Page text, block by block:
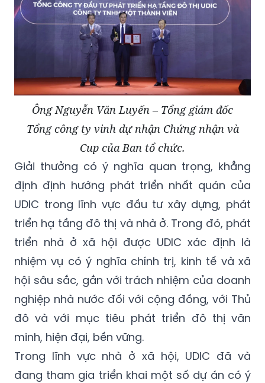
Ông Nguyễn Văn Luyến – Tổng giám đốc
Tổng công ty vinh dự nhận Chứng nhận và
Cup của Ban tổ chức.
Giải thưởng có ý nghĩa quan trọng, khẳng
định định hướng phát triển nhất quán của
UDIC trong lĩnh vực đầu tư xây dựng, phát
triển hạ tầng đô thị và nhà ở. Trong đó, phát
triển nhà ở xã hội được UDIC xác định là
nhiệm vụ có ý nghĩa chính trị, kinh tế và xã
hội sâu sắc, gắn với trách nhiệm của doanh
nghiệp nhà nước đối với cộng đồng, với Thủ
đô và với mục tiêu phát triển đô thị văn
minh, hiện đại, bền vững.
Trong lĩnh vực nhà ở xã hội, UDIC đã và
đang tham gia triển khai một số dự án có ý